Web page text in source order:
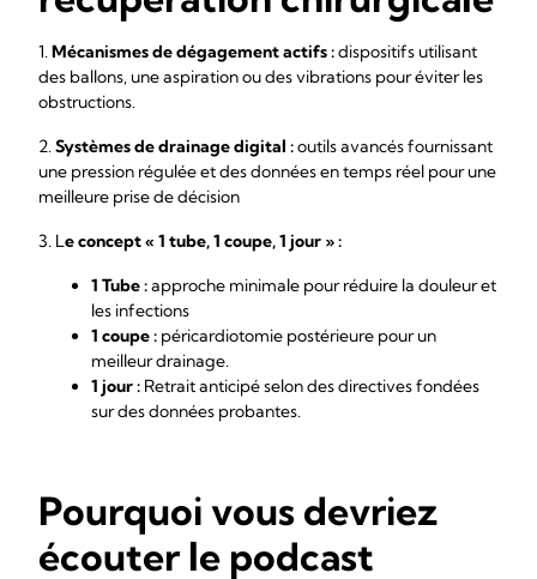
1.Mécanismes de dégagement actifs :dispositifs utilisant
des ballons, une aspiration ou des vibrations pour éviter les
obstructions.
2.Systèmes de drainage digital :outils avancés fournissant
une pression régulée et des données en temps réel pour une
meilleure prise de décision
3. Le concept « 1 tube, 1 coupe, 1 jour » :
1 Tube :approche minimale pour réduire la douleur et
les infections
1 coupe : péricardiotomie postérieure pour un
meilleur drainage.
1 jour : Retrait anticipé selon des directives fondées
sur des données probantes.
Pourquoi vous devriez
écouter le podcast